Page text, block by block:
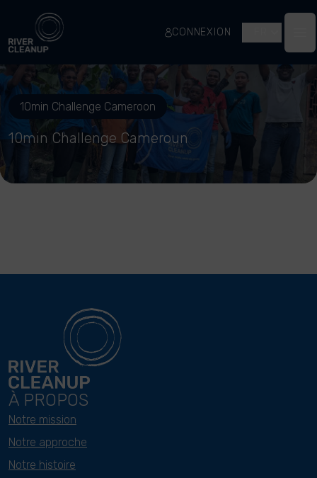
River Cleanup
CONNEXION
10min Challenge Cameroon
10min Challenge Cameroun
À PROPOS
Notre mission
Notre approche
Notre histoire